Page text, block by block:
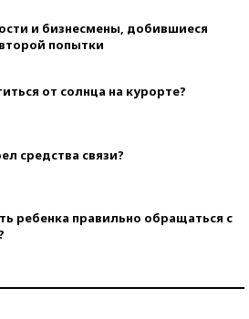
и бизнесмены, добившиеся
попытки
от солнца на курорте?
средства связи?
ребенка правильно обращаться с